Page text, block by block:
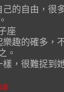
的自由，很
座
樂趣的確多，
。
樣，很難捉到
座